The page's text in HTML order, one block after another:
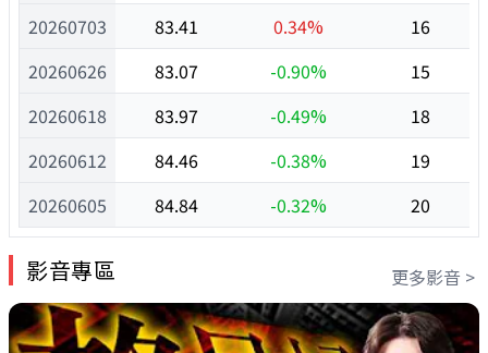
20260703
20260626
20260618
20260612
20260605
83.41
0.34%
16
83.07
-0.90%
15
83.97
-0.49%
18
84.46
-0.38%
19
84.84
-0.32% 20
影音專區 更多影音 >